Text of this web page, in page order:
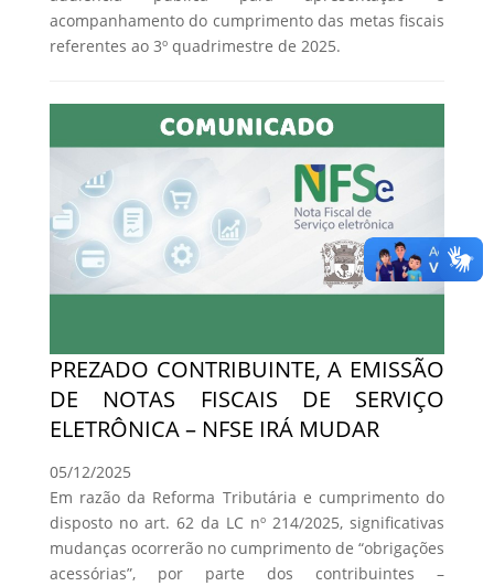
acompanhamento do cumprimento das metas fiscais
referentes ao 3º quadrimestre de 2025.
PREZADO CONTRIBUINTE, A EMISSÃO
DE NOTAS FISCAIS DE SERVIÇO
ELETRÔNICA – NFSE IRÁ MUDAR
05/12/2025
Em razão da Reforma Tributária e cumprimento do
disposto no art. 62 da LC nº 214/2025, significativas
mudanças ocorrerão no cumprimento de “obrigações
acessórias”, por parte dos contribuintes –